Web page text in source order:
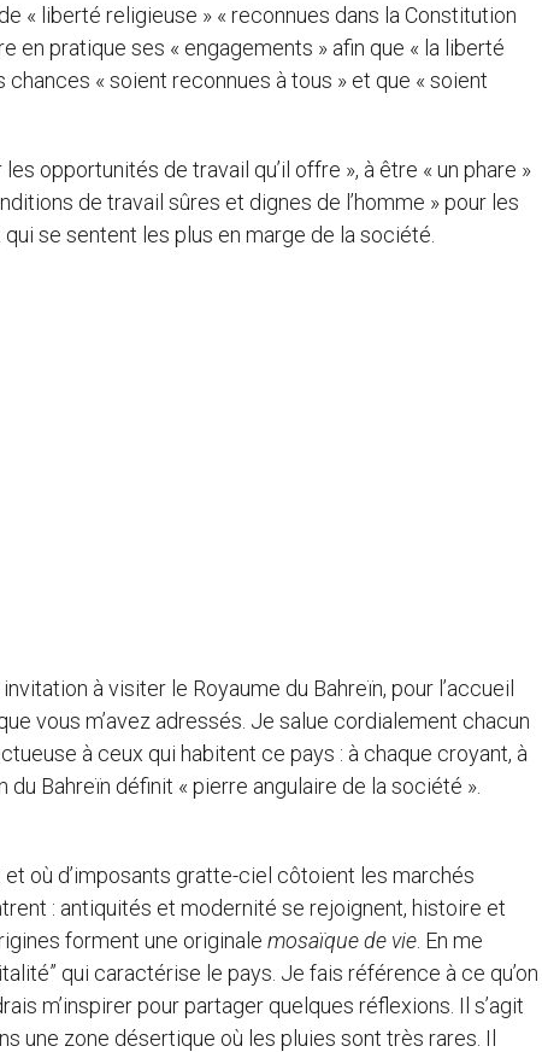
« liberté religieuse » « reconnues dans la Constitution
en pratique ses « engagements » afin que « la liberté
« soient reconnues à tous » et que « soient
opportunités de travail qu’il offre », à être « un phare »
de travail sûres et dignes de l’homme » pour les
se sentent les plus en marge de la société.
à visiter le Royaume du Bahreïn, pour l’accueil
vous m’avez adressés. Je salue cordialement chacun
à ceux qui habitent ce pays : à chaque croyant, à
Bahreïn définit « pierre angulaire de la société ».
où d’imposants gratte-ciel côtoient les marchés
: antiquités et modernité se rejoignent, histoire et
forment une originale mosaïquede vie . En me
qui caractérise le pays. Je fais référence à ce qu’on
m’inspirer pour partager quelques réflexions. Il s’agit
une zone désertique où les pluies sont très rares. Il